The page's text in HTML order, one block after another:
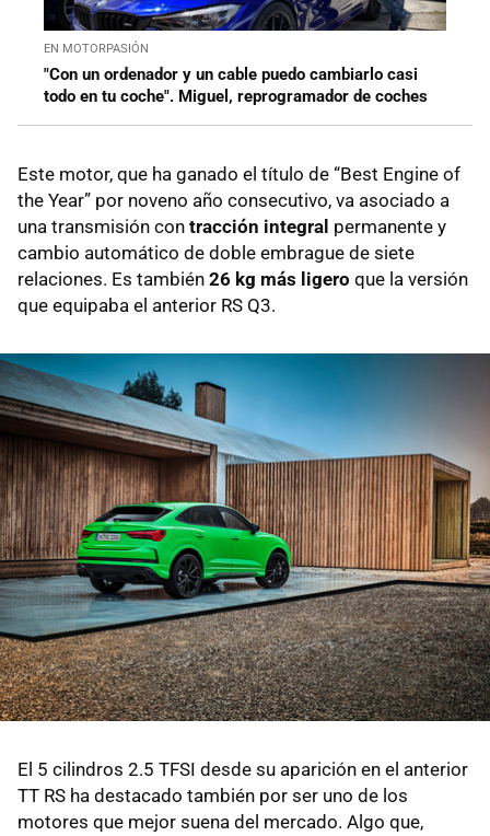
EN MOTORPASIÓN
"Con un ordenador y un cable puedo cambiarlo casi
todo en tu coche". Miguel, reprogramador de coches
Este motor, que ha ganado el título de “Best Engine of
the Year” por noveno año consecutivo, va asociado a
una transmisión con tracción integral permanente y
cambio automático de doble embrague de siete
relaciones. Es también 26 kg más ligero que la versión
que equipaba el anterior RS Q3.
El 5 cilindros 2.5 TFSI desde su aparición en el anterior
TT RS ha destacado también por ser uno de los
motores que mejor suena del mercado. Algo que,